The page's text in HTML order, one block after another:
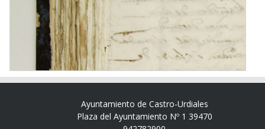
Ayuntamiento de Castro-Urdiales
Plaza del Ayuntamiento Nº 1 39470